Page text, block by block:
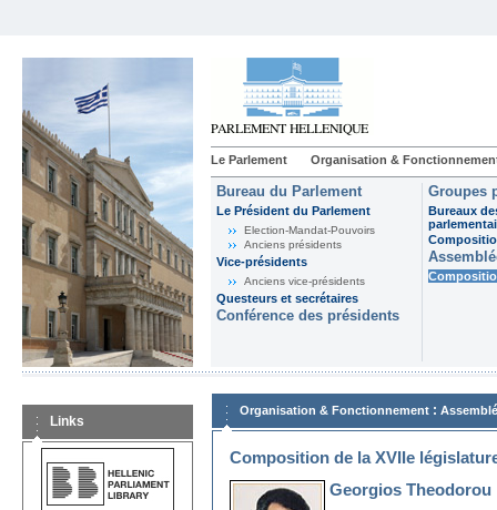
Le Parlement Organisation &
Bureau du Parlement
Le Président du Parlement
Election-Mandat-Pouvoirs
Anciens présidents
Vice-présidents
Anciens vice-présidents
Questeurs et secrétaires
Conférence des présidents
Groupes
Bureaux
Links
Organisation & Fonctionnement :
Composition de la XVIIe
Georgios Theodorou